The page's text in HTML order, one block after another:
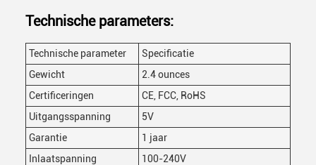
Technische parameters:
Technische parameter
Specificatie
Gewicht
2.4 ounces
Certificeringen
CE, FCC, RoHS
Uitgangsspanning
5V
Garantie
1 jaar
Inlaatspanning
100-240V